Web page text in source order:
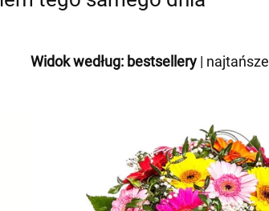
Widok według: bestsellery | najtańsze